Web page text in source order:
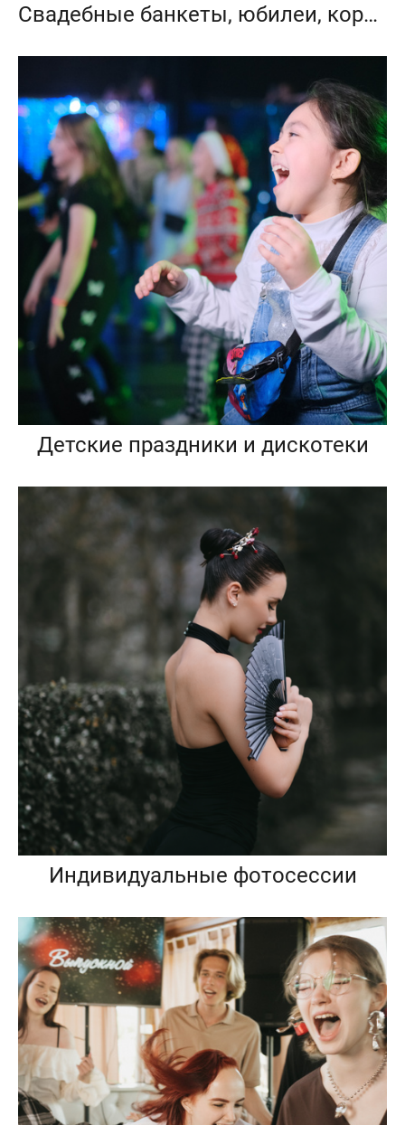
Свадебные банкеты, юбилеи, корпоративы
Детские праздники и дискотеки
Индивидуальные фотосессии